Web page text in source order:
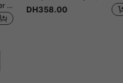
10 pièces Faux ongles à coller faits main style doux, set d'art des ongles en polygel, strass en forme de cœur colorés, vernis à ongles jaune, violet et vert, style français frais, comprend des outils pour ongles, 3 tailles disponibles, carré, carré court, forme amande, convient pour les fêtes, la danse, le port quotidien DH358.00